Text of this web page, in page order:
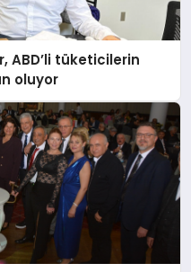
ABD’li tüketicilerin
oluyor